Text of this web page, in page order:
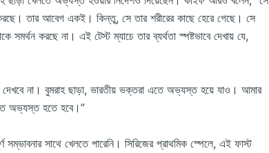
তার আবেগ একই। কিন্তু, সে তার শরীরের কাছে হেরে গেছে। সে
সমর্থন করছে না। এই টেস্ট ম্যাচে তার ব্যর্থতা স্পষ্টভাবে দেখায় যে,
না। বুমরাহ ছাড়া, ভারতীয় ভক্তরা এতে অভ্যস্ত হয়ে যাও। আমার
অভ্যস্ত হতে হবে।”
সম্ভাবনার সাথে খেলতে পারেনি। সিরিজের প্রাথমিক স্পেলে, এই ফাস্ট